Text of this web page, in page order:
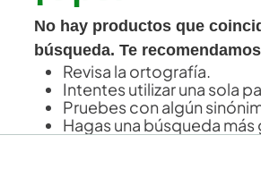
No hay productos que
búsqueda. Te
Revisa la ortografía.
Intentes utilizar una sola
Pruebes con algún
Hagas una búsqueda más